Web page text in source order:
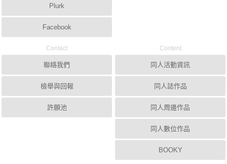
Plurk
Facebook
Contact
聯絡我們
檢舉與回報
許願池
Content
同人活動資訊
同人誌作品
同人周邊作品
同人數位作品
BOOKY